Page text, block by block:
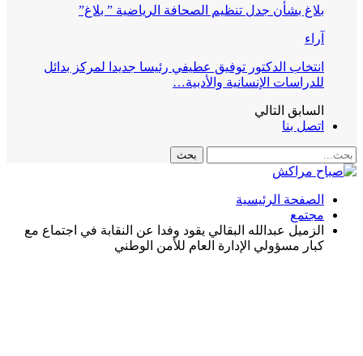
بلاغ بشأن جدل تنظيم الصحافة الرياضية ” بلاغ”
آراء
انتخاب الدكتور توفيق عطيفي رئيسا جديدا لمركز بدائل
للدراسات الإنسانية والأدبية…
السابق التالي
اتصل بنا
الصفحة الرئيسية
مجتمع
الزميل عبدالله البقالي يقود وفدا عن النقابة في اجتماع مع
كبار مسؤولي الإدارة العام للأمن الوطني